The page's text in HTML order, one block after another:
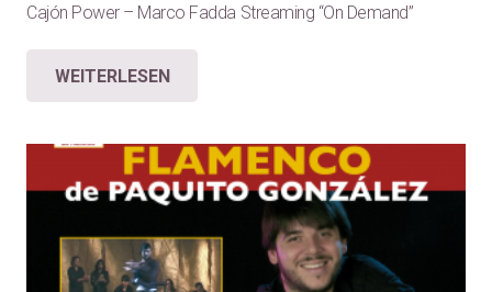
Cajón Power – Marco Fadda Streaming “On Demand”
WEITERLESEN